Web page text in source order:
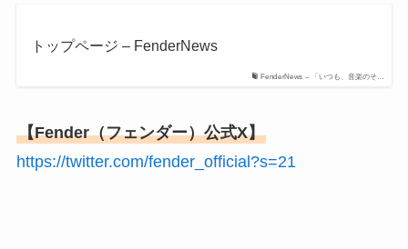
FenderNews – 「いつも、音楽のそ…
トップページ – FenderNews
【Fender（フェンダー）公式X】
https://twitter.com/fender_official?s=21